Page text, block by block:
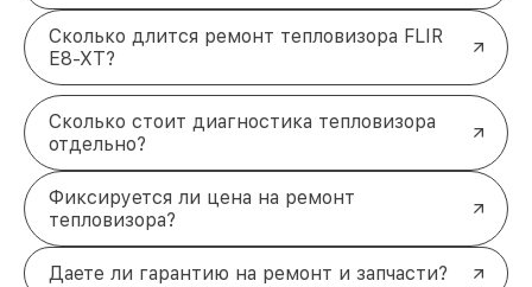
Сколько длится ремонт тепловизора FLIR
E8-XT?
Сколько стоит диагностика тепловизора
отдельно?
Фиксируется ли цена на ремонт
тепловизора?
Даете ли гарантию на ремонт и запчасти?